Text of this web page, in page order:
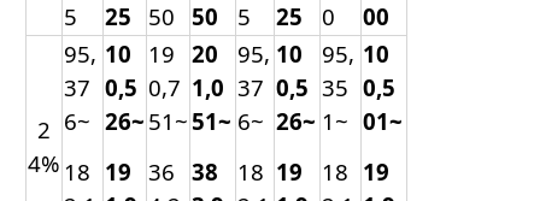
5
25
50
50
5
25
0
00
2
4%
95,
37
6~
18
10
0,5
26~
19
19
0,7
51~
36
20
1,0
51~
38
95,
37
6~
18
10
0,5
26~
19
95,
35
1~
18
10
0,5
01~
19